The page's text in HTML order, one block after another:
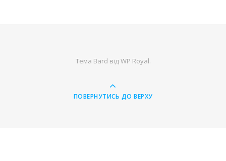
Тема Bard відWP Royal.
ПОВЕРНУТИСЬ ДО ВЕРХУ